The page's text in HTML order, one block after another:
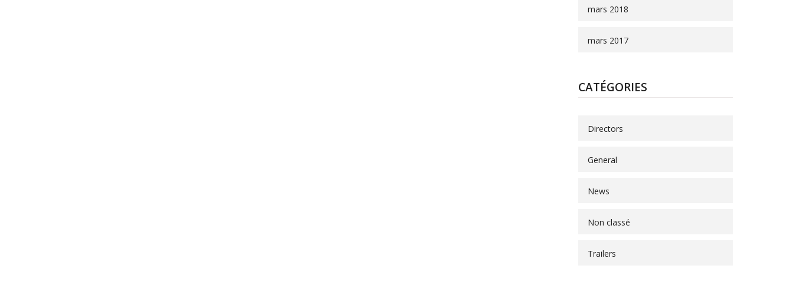
mars 2018
mars 2017
CATÉGORIES
Directors
General
News
Non classé
Trailers